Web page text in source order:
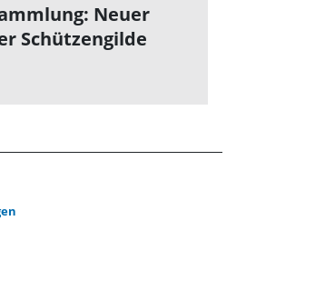
Neuer
Schützengilde